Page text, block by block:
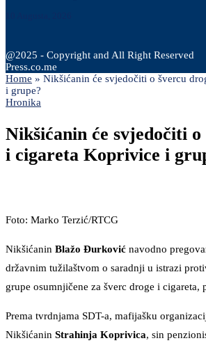
@2025 - Copyright and All Right Reserved
Press.co.me
Home » Nikšićanin će svjedočiti o švercu
i grupe?
Hronika
Nikšićanin će svjedočiti o
i cigareta Koprivice i
Foto: Marko Terzić/RTCG
Nikšićanin Blažo Đurković navodno
državnim tužilaštvom o saradnji u istrazi
grupe osumnjičene za šverc droge i cigareta,
Prema tvrdnjama SDT-a, mafijašku
Nikšićanin Strahinja Koprivica, sin